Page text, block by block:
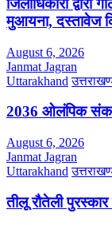
जिलाधिकारी
मुआयना, दस्तावेज
August 6, 2026
Janmat Jagran
Uttarakhand
2036 ओलंपिक
August 6, 2026
Janmat Jagran
Uttarakhand
तीलू रौतेली